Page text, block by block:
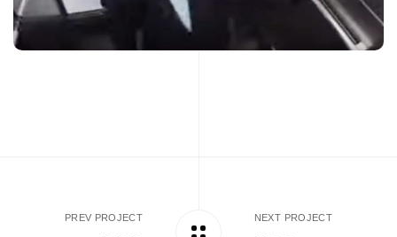
PREV PROJECT NEXT PROJECT